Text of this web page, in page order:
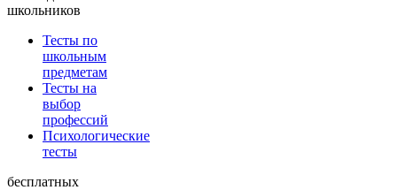
школьников
Тесты по
школьным
предметам
Тесты на
выбор
профессий
Психологические
тесты
бесплатных